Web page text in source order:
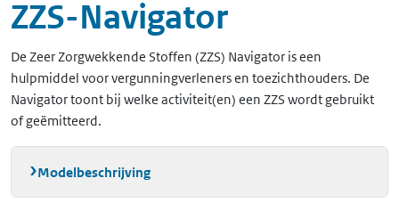
ZZS-Navigator
De Zeer Zorgwekkende Stoffen (ZZS) Navigator is een
hulpmiddel voor vergunningverleners en toezichthouders. De
Navigator toont bij welke activiteit(en) een ZZS wordt gebruikt
of geëmitteerd.
Modelbeschrijving